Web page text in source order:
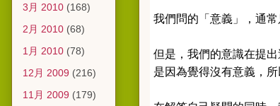
我們問的「意義」，通常
但是，我們的意識在提
是因為覺得沒有意義，所
3月 2010 (168)
2月 2010 (68)
1月 2010 (78)
12月 2009 (216)
11月 2009 (179)